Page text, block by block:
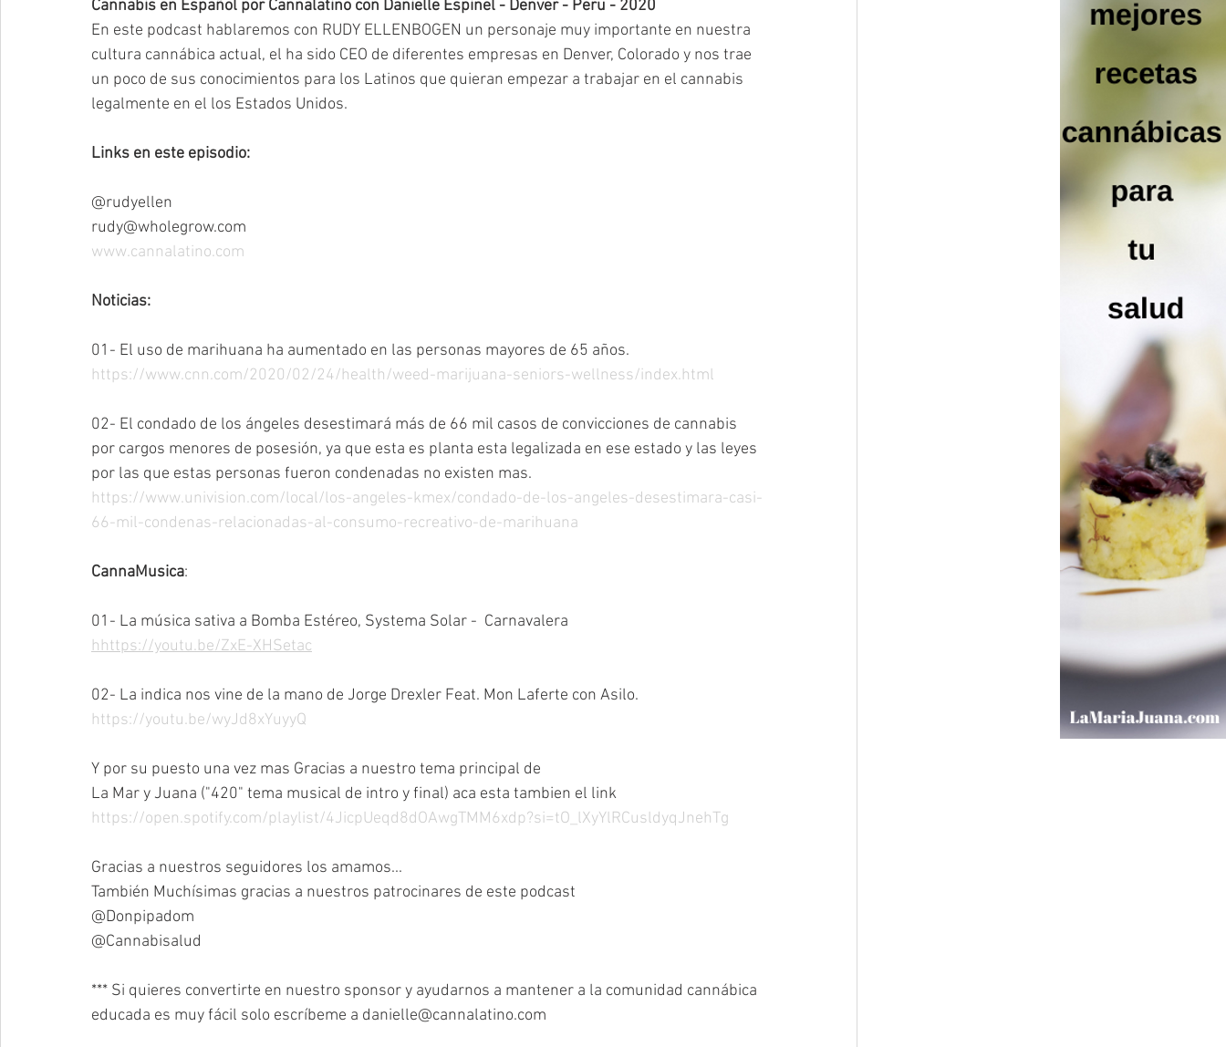
Cannabis en Español por Cannalatino con Danielle Espinel - Denver - Peru - 2020
En este podcast hablaremos con RUDY ELLENBOGEN un personaje muy importante en nuestra
cultura cannábica actual, el ha sido CEO de diferentes empresas en Denver, Colorado y nos trae
un poco de sus conocimientos para los Latinos que quieran empezar a trabajar en el cannabis
legalmente en el los Estados Unidos.
Links en este episodio:
@rudyellen
rudy@wholegrow.com
www.cannalatino.com
Noticias:
01- El uso de marihuana ha aumentado en las personas mayores de 65 años.
https://www.cnn.com/2020/02/24/health/weed-marijuana-seniors-wellness/index.html
02- El condado de los ángeles desestimará más de 66 mil casos de convicciones de cannabis
por cargos menores de posesión, ya que esta es planta esta legalizada en ese estado y las leyes
por las que estas personas fueron condenadas no existen mas.
https://www.univision.com/local/los-angeles-kmex/condado-de-los-angeles-desestimara-casi-
66-mil-condenas-relacionadas-al-consumo-recreativo-de-marihuana
CannaMusica:
01- La música sativa a Bomba Estéreo, Systema Solar -  Carnavalera
hhttps://youtu.be/ZxE-XHSetac
02- La indica nos vine de la mano de Jorge Drexler Feat. Mon Laferte con Asilo.
https://youtu.be/wyJd8xYuyyQ
Y por su puesto una vez mas Gracias a nuestro tema principal de
La Mar y Juana ("420" tema musical de intro y final) aca esta tambien el link
https://open.spotify.com/playlist/4JicpUeqd8dOAwgTMM6xdp?si=tO_lXyYlRCusldyqJnehTg
Gracias a nuestros seguidores los amamos...
También Muchísimas gracias a nuestros patrocinares de este podcast
@Donpipadom
@Cannabisalud
*** Si quieres convertirte en nuestro sponsor y ayudarnos a mantener a la comunidad cannábica
educada es muy fácil solo escríbeme a danielle@cannalatino.com